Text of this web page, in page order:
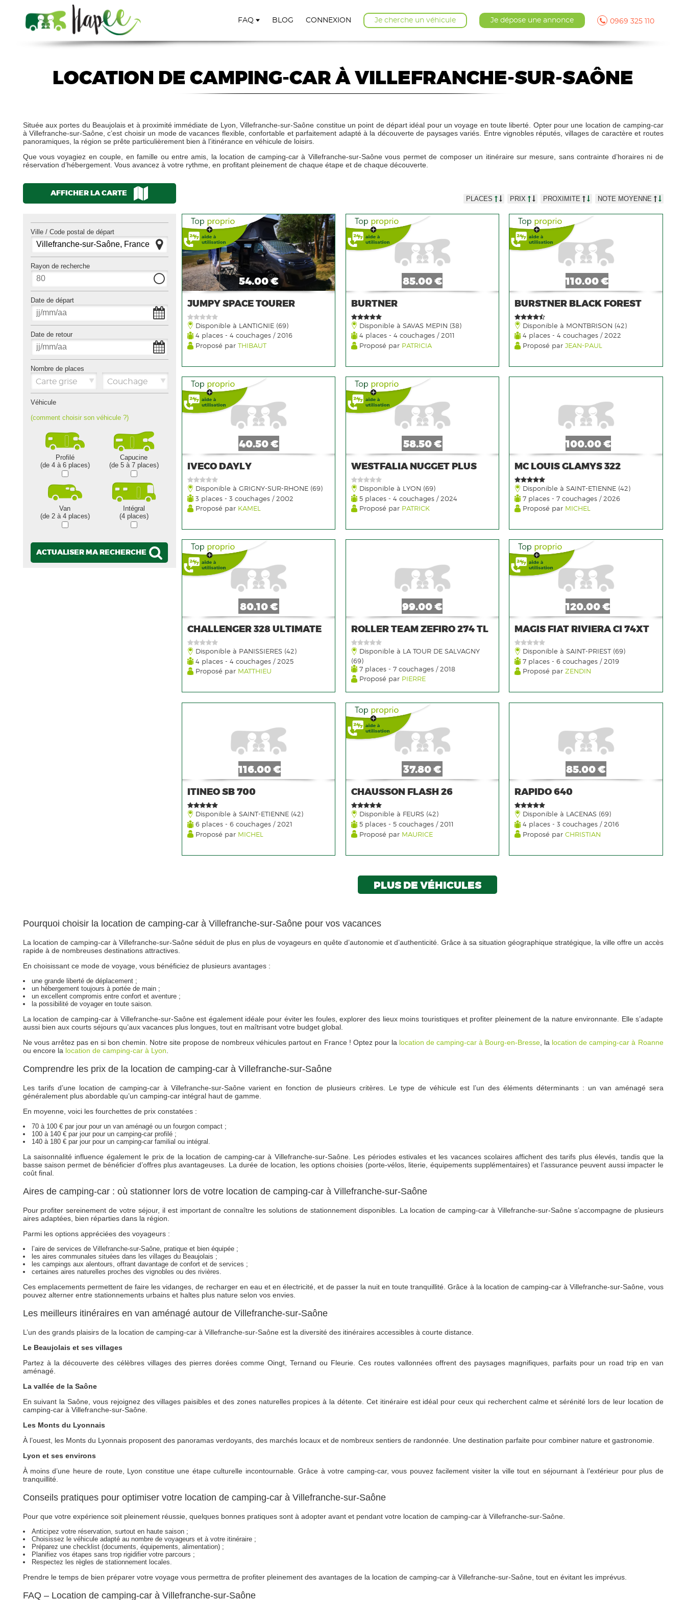
FAQ BLOG CONNEXION Je cherche un véhicule Je dépose une annonce 0969 325 110
LOCATION DE CAMPING-CAR À VILLEFRANCHE-SUR-SAÔNE
Située aux portes du Beaujolais et à proximité immédiate de Lyon, Villefranche-sur-Saône constitue un point de départ idéal pour un voyage en toute liberté. Opter pour une location de camping-car
à Villefranche-sur-Saône, c’est choisir un mode de vacances flexible, confortable et parfaitement adapté à la découverte de paysages variés. Entre vignobles réputés, villages de caractère et routes
panoramiques, la région se prête particulièrement bien à l’itinérance en véhicule de loisirs.
Que vous voyagiez en couple, en famille ou entre amis, la location de camping-car à Villefranche-sur-Saône vous permet de composer un itinéraire sur mesure, sans contrainte d’horaires ni de
réservation d’hébergement. Vous avancez à votre rythme, en profitant pleinement de chaque étape et de chaque découverte.
AFFICHER LA CARTE
Ville / Code postal de départ
Rayon de recherche
Date de départ
Date de retour
Nombre de places
Carte grise Couchage
Véhicule
(comment choisir son véhicule ?)
Profilé
(de 4 à 6 places)
Capucine
(de 5 à 7 places)
Van
(de 2 à 4 places)
Intégral
(4 places)
ACTUALISER MA RECHERCHE
PLACES PRIX PROXIMITE NOTE MOYENNE
54.00 €
JUMPY SPACE TOURER
Disponible à LANTIGNIE (69)
4 places - 4 couchages / 2016
Proposé par THIBAUT
85.00 €
BURTNER
Disponible à SAVAS MEPIN (38)
4 places - 4 couchages / 2011
Proposé par PATRICIA
110.00 €
BURSTNER BLACK FOREST
Disponible à MONTBRISON (42)
4 places - 4 couchages / 2022
Proposé parJEAN-PAUL
40.50 €
IVECO DAYLY
Disponible à GRIGNY-SUR-RHONE (69)
3 places - 3 couchages / 2002
Proposé par KAMEL
58.50 €
WESTFALIA NUGGET PLUS
Disponible à LYON (69)
5 places - 4 couchages / 2024
Proposé par PATRICK
100.00 €
MC LOUIS GLAMYS 322
Disponible à SAINT-ETIENNE (42)
7 places - 7 couchages / 2026
Proposé par MICHEL
80.10 €
CHALLENGER 328 ULTIMATE
Disponible à PANISSIERES (42)
4 places - 4 couchages / 2025
Proposé par MATTHIEU
99.00 €
ROLLER TEAM ZEFIRO 274 TL
Disponible à LA TOUR DE SALVAGNY
(69)
7 places - 7 couchages / 2018
Proposé par PIERRE
120.00 €
MAGIS FIAT RIVIERA CI 74XT
Disponible à SAINT-PRIEST (69)
7 places - 6 couchages / 2019
Proposé parZENDIN
116.00 €
ITINEO SB 700
Disponible à SAINT-ETIENNE (42)
6 places - 6 couchages / 2021
Proposé par MICHEL
37.80 €
CHAUSSON FLASH 26
Disponible à FEURS (42)
5 places - 5 couchages / 2011
Proposé par MAURICE
85.00 €
RAPIDO 640
Disponible à LACENAS (69)
4 places - 3 couchages / 2016
Proposé parCHRISTIAN
PLUS DE VÉHICULES
Pourquoi choisir la location de camping-car à Villefranche-sur-Saône pour vos vacances
La location de camping-car à Villefranche-sur-Saône séduit de plus en plus de voyageurs en quête d’autonomie et d’authenticité. Grâce à sa situation géographique stratégique, la ville offre un accès
rapide à de nombreuses destinations attractives.
En choisissant ce mode de voyage, vous bénéficiez de plusieurs avantages :
une grande liberté de déplacement ;
un hébergement toujours à portée de main ;
un excellent compromis entre confort et aventure ;
la possibilité de voyager en toute saison.
La location de camping-car à Villefranche-sur-Saône est également idéale pour éviter les foules, explorer des lieux moins touristiques et profiter pleinement de la nature environnante. Elle s’adapte
aussi bien aux courts séjours qu’aux vacances plus longues, tout en maîtrisant votre budget global.
Ne vous arrêtez pas en si bon chemin. Notre site propose de nombreux véhicules partout en France ! Optez pour la location de camping-car à Bourg-en-Bresse , la location de camping-car à Roanne
ou encore la location de camping-car à Lyon
Comprendre les prix de la location de camping-car à Villefranche-sur-Saône
Les tarifs d’une location de camping-car à Villefranche-sur-Saône varient en fonction de plusieurs critères. Le type de véhicule est l’un des éléments déterminants : un van aménagé sera
généralement plus abordable qu’un camping-car intégral haut de gamme.
En moyenne, voici les fourchettes de prix constatées :
70 à 100 € par jour pour un van aménagé ou un fourgon compact ;
100 à 140 € par jour pour un camping-car profilé ;
140 à 180 € par jour pour un camping-car familial ou intégral.
La saisonnalité influence également le prix de la location de camping-car à Villefranche-sur-Saône. Les périodes estivales et les vacances scolaires affichent des tarifs plus élevés, tandis que la
basse saison permet de bénéficier d’offres plus avantageuses. La durée de location, les options choisies (porte-vélos, literie, équipements supplémentaires) et l’assurance peuvent aussi impacter le
coût final.
Aires de camping-car : où stationner lors de votre location de camping-car à Villefranche-sur-Saône
Pour profiter sereinement de votre séjour, il est important de connaître les solutions de stationnement disponibles. La location de camping-car à Villefranche-sur-Saône s’accompagne de plusieurs
aires adaptées, bien réparties dans la région.
Parmi les options appréciées des voyageurs :
l’aire de services de Villefranche-sur-Saône, pratique et bien équipée ;
les aires communales situées dans les villages du Beaujolais ;
les campings aux alentours, offrant davantage de confort et de services ;
certaines aires naturelles proches des vignobles ou des rivières.
Ces emplacements permettent de faire les vidanges, de recharger en eau et en électricité, et de passer la nuit en toute tranquillité. Grâce à la location de camping-car à Villefranche-sur-Saône, vous
pouvez alterner entre stationnements urbains et haltes plus nature selon vos envies.
Les meilleurs itinéraires en van aménagé autour de Villefranche-sur-Saône
L’un des grands plaisirs de la location de camping-car à Villefranche-sur-Saône est la diversité des itinéraires accessibles à courte distance.
Le Beaujolais et ses villages
Partez à la découverte des célèbres villages des pierres dorées comme Oingt, Ternand ou Fleurie. Ces routes vallonnées offrent des paysages magnifiques, parfaits pour un road trip en van
aménagé.
La vallée de la Saône
En suivant la Saône, vous rejoignez des villages paisibles et des zones naturelles propices à la détente. Cet itinéraire est idéal pour ceux qui recherchent calme et sérénité lors de leur location de
camping-car à Villefranche-sur-Saône.
Les Monts du Lyonnais
À l’ouest, les Monts du Lyonnais proposent des panoramas verdoyants, des marchés locaux et de nombreux sentiers de randonnée. Une destination parfaite pour combiner nature et gastronomie.
Lyon et ses environs
À moins d’une heure de route, Lyon constitue une étape culturelle incontournable. Grâce à votre camping-car, vous pouvez facilement visiter la ville tout en séjournant à l’extérieur pour plus de
tranquillité.
Conseils pratiques pour optimiser votre location de camping-car à Villefranche-sur-Saône
Pour que votre expérience soit pleinement réussie, quelques bonnes pratiques sont à adopter avant et pendant votre location de camping-car à Villefranche-sur-Saône.
Anticipez votre réservation, surtout en haute saison ;
Choisissez le véhicule adapté au nombre de voyageurs et à votre itinéraire ;
Préparez une checklist (documents, équipements, alimentation) ;
Planifiez vos étapes sans trop rigidifier votre parcours ;
Respectez les règles de stationnement locales.
Prendre le temps de bien préparer votre voyage vous permettra de profiter pleinement des avantages de la location de camping-car à Villefranche-sur-Saône, tout en évitant les imprévus.
FAQ – Location de camping-car à Villefranche-sur-Saône